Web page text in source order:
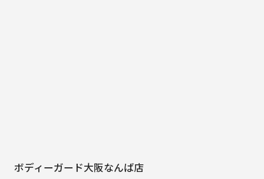
ボディーガード大阪なんば店